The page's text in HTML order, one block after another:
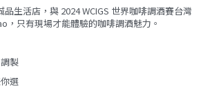
生活店，與 2024 WCIGS 世界咖啡調酒賽台灣
，只有現場才能體驗的咖啡調酒魅力。
製
選